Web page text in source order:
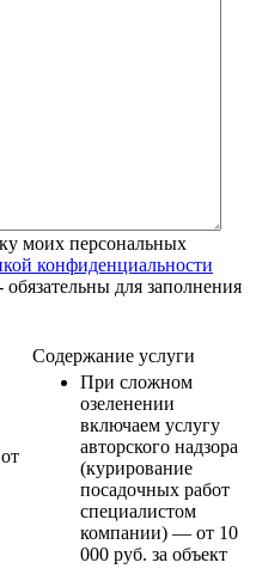
моих персональных
конфиденциальности
для заполнения
Содержание услуги
При сложном
озеленении
включаем услугу
авторского надзора
(курирование
посадочных работ
специалистом
компании) — от 10
000 руб. за объект